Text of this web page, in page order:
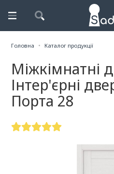
Головна Каталог продукції
Міжкімнатні
Інтер'єрні
Порта 28